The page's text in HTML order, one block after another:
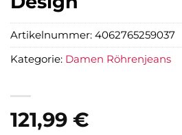
121,99 €
Artikelnummer: 4062765259037
Kategorie: Damen Röhrenjeans